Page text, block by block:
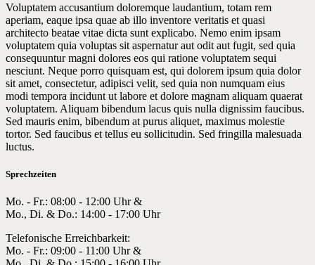
Voluptatem accusantium doloremque laudantium, totam rem
aperiam, eaque ipsa quae ab illo inventore veritatis et quasi
architecto beatae vitae dicta sunt explicabo. Nemo enim ipsam
voluptatem quia voluptas sit aspernatur aut odit aut fugit, sed quia
consequuntur magni dolores eos qui ratione voluptatem sequi
nesciunt. Neque porro quisquam est, qui dolorem ipsum quia dolor
sit amet, consectetur, adipisci velit, sed quia non numquam eius
modi tempora incidunt ut labore et dolore magnam aliquam quaerat
voluptatem. Aliquam bibendum lacus quis nulla dignissim faucibus.
Sed mauris enim, bibendum at purus aliquet, maximus molestie
tortor. Sed faucibus et tellus eu sollicitudin. Sed fringilla malesuada
luctus.
Sprechzeiten
Mo. - Fr.: 08:00 - 12:00 Uhr &
Mo., Di. & Do.: 14:00 - 17:00 Uhr
Telefonische Erreichbarkeit:
Mo. - Fr.: 09:00 - 11:00 Uhr &